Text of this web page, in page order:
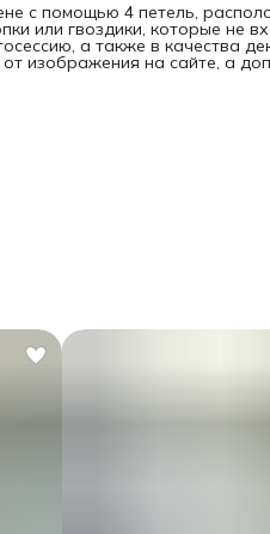
с помощью 4 петель,
или гвоздики, которые не
а также в качества
изображения на сайте, а